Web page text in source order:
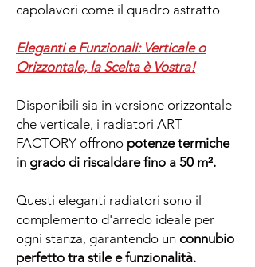
capolavori come il quadro astratto
Eleganti e Funzionali: Verticale o
Orizzontale, la Scelta è Vostra!
Disponibili sia in versione orizzontale
che verticale, i radiatori ART
FACTORY offrono potenze termiche
in grado di riscaldare fino a 50 m².
Questi eleganti radiatori sono il
complemento d'arredo ideale per
ogni stanza, garantendo un connubio
perfetto tra stile e funzionalità.